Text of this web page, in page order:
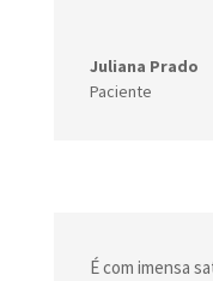
Juliana Prado
Paciente
É com imensa